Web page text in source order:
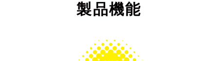
製品機能